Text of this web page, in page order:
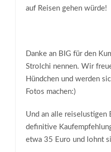
auf Reisen gehen würde!
Danke an BIG für den
Strolchi nennen. Wir
Hündchen und werden
Fotos machen:)
Und an alle reiselustigen
definitive
etwa 35 Euro und lohnt